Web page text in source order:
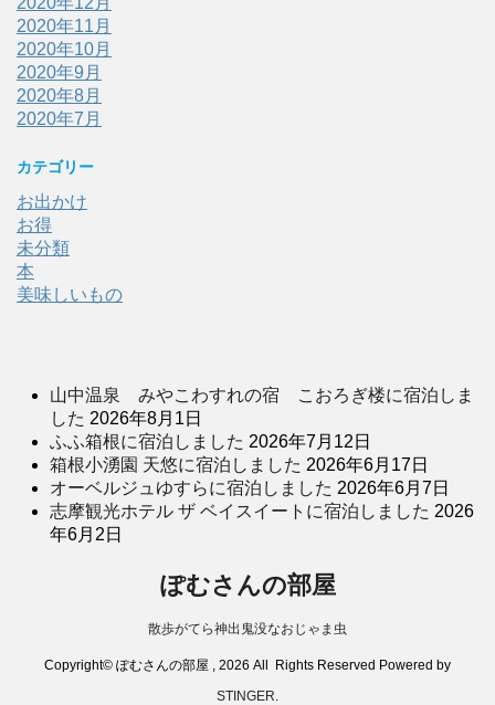
2020年11月
2020年10月
2020年9月
2020年8月
2020年7月
カテゴリー
お出かけ
お得
未分類
本
美味しいもの
山中温泉 みやこわすれの宿 こおろぎ楼に宿泊しま
した 2026年8月1日
ふふ箱根に宿泊しました 2026年7月12日
箱根小湧園 天悠に宿泊しました 2026年6月17日
オーベルジュゆすらに宿泊しました 2026年6月7日
志摩観光ホテル ザ ベイスイートに宿泊しました 2026
年6月2日
ぽむさんの部屋
散歩がてら神出鬼没なおじゃま虫
Copyright© ぽむさんの部屋 , 2026 All Rights Reserved Powered by
STINGER.